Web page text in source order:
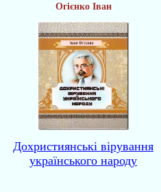
Огієнко Іван
Дохристиянські вірування
українського народу